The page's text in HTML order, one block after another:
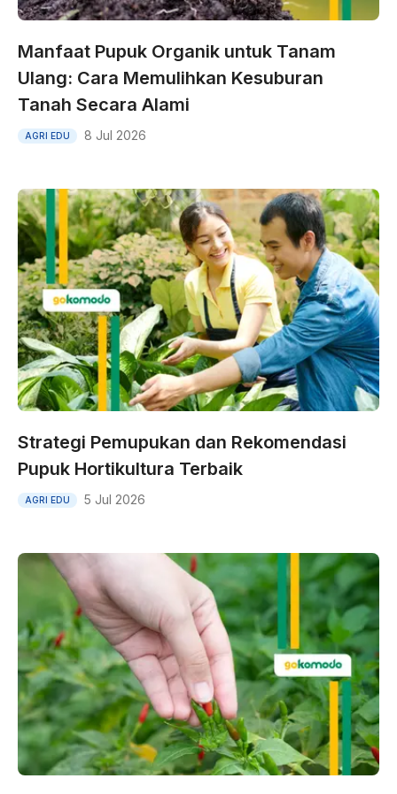
Manfaat Pupuk Organik untuk Tanam
Ulang: Cara Memulihkan Kesuburan
Tanah Secara Alami
AGRI EDU 8 Jul 2026
Strategi Pemupukan dan Rekomendasi
Pupuk Hortikultura Terbaik
AGRI EDU 5 Jul 2026